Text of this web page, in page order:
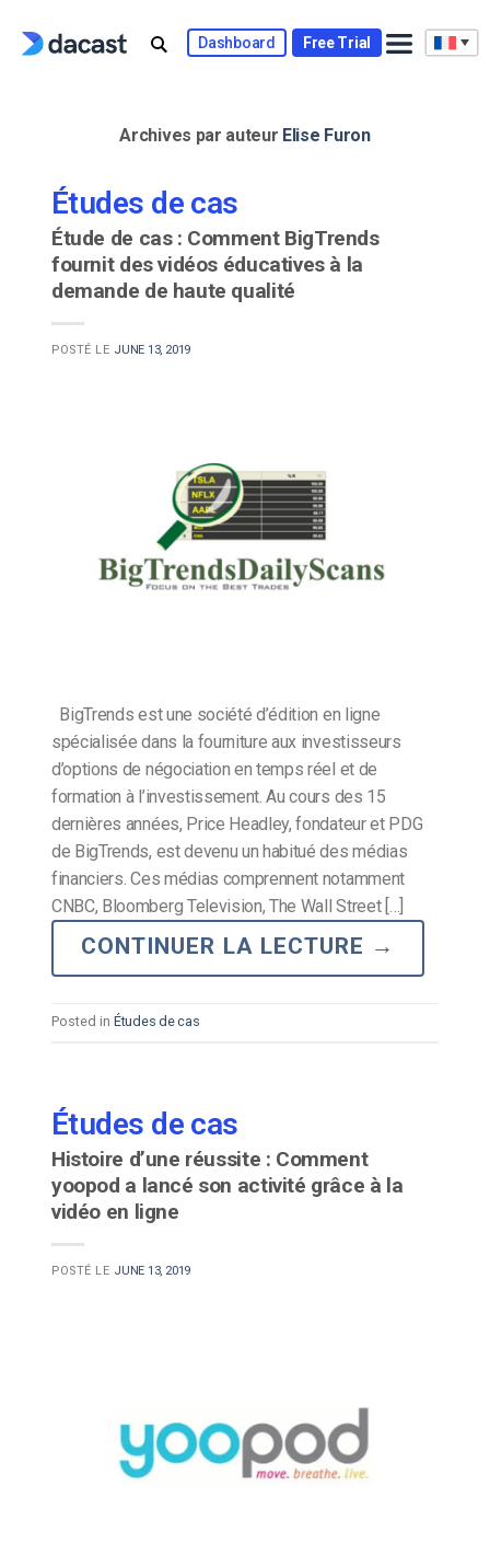
Dashboard Free Trial
Archives par auteur Elise Furon
Études de cas
Étude de cas : Comment BigTrends
fournit des vidéos éducatives à la
demande de haute qualité
POSTÉ LE JUNE 13, 2019
BigTrends est une société d’édition en ligne
spécialisée dans la fourniture aux investisseurs
d’options de négociation en temps réel et de
formation à l’investissement. Au cours des 15
dernières années, Price Headley, fondateur et PDG
de BigTrends, est devenu un habitué des médias
financiers. Ces médias comprennent notamment
CNBC, Bloomberg Television, The Wall Street […]
CONTINUER LA LECTURE →
Posted in Études de cas
Études de cas
Histoire d’une réussite : Comment
yoopod a lancé son activité grâce à la
vidéo en ligne
POSTÉ LE JUNE 13, 2019